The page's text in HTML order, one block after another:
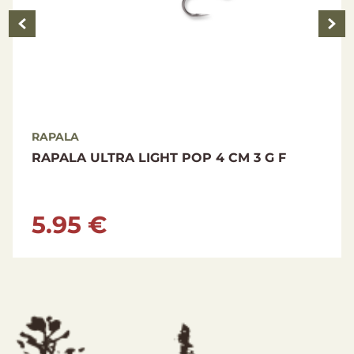
RAPALA
RAPALA SHALLOW SHAD RAP 7 CM 7 G W
5.95 €